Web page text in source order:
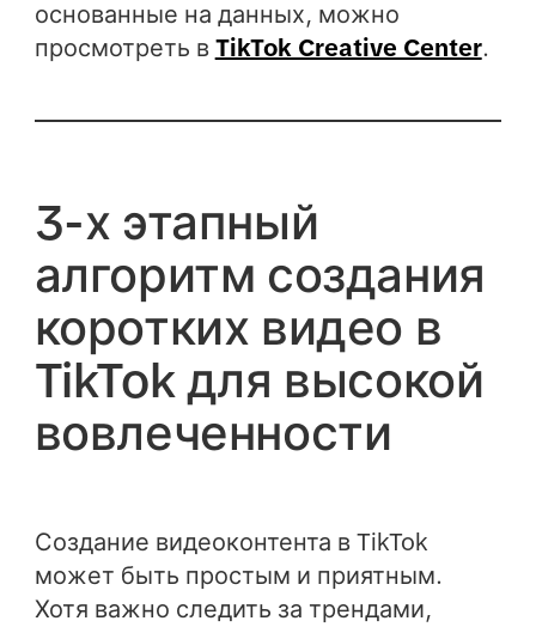
основанные на данных, можно
просмотреть в TikTok Creative Center.
3-х этапный
алгоритм создания
коротких видео в
TikTok для высокой
вовлеченности
Создание видеоконтента в TikTok
может быть простым и приятным.
Хотя важно следить за трендами,